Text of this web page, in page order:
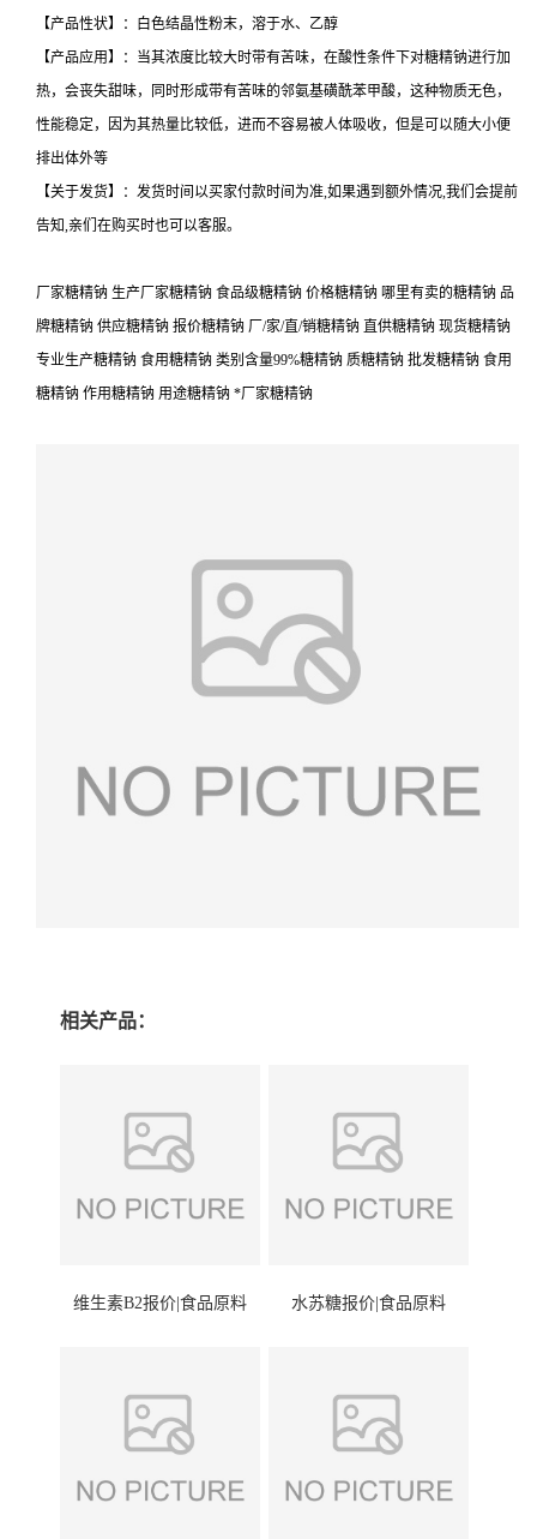
【产品性状】：白色结晶性粉末，溶于水、乙醇
【产品应用】：当其浓度比较大时带有苦味，在酸性条件下对糖精钠进行加
热，会丧失甜味，同时形成带有苦味的邻氨基磺酰苯甲酸，这种物质无色，
性能稳定，因为其热量比较低，进而不容易被人体吸收，但是可以随大小便
排出体外等
【关于发货】：发货时间以买家付款时间为准,如果遇到额外情况,我们会提前
告知,亲们在购买时也可以客服。
厂家糖精钠 生产厂家糖精钠 食品级糖精钠 价格糖精钠 哪里有卖的糖精钠 品
牌糖精钠 供应糖精钠 报价糖精钠 厂/家/直/销糖精钠 直供糖精钠 现货糖精钠
专业生产糖精钠 食用糖精钠 类别含量99%糖精钠 质糖精钠 批发糖精钠 食用
糖精钠 作用糖精钠 用途糖精钠 *厂家糖精钠
相关产品：
维生素B2报价|食品原料 水苏糖报价|食品原料